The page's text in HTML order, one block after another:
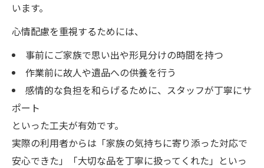
います。
心情配慮を重視するためには、
事前にご家族で思い出や形見分けの時間を持つ
作業前に故人や遺品への供養を行う
感情的な負担を和らげるために、スタッフが丁寧にサ
ポート
といった工夫が有効です。
実際の利用者からは「家族の気持ちに寄り添った対応で
安心できた」「大切な品を丁寧に扱ってくれた」といっ